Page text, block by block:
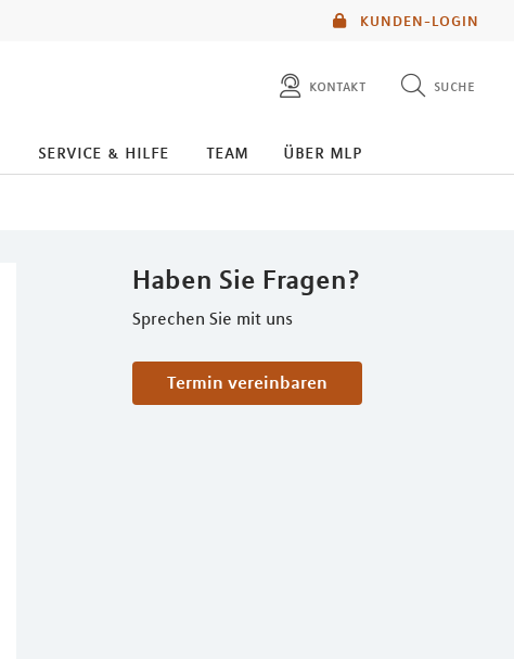
KUNDEN-LOGIN
kontakt suche
diese website durchsuchen
service & hilfe team über mlp
Haben Sie Fragen?
Sprechen Sie mit uns
Termin vereinbaren